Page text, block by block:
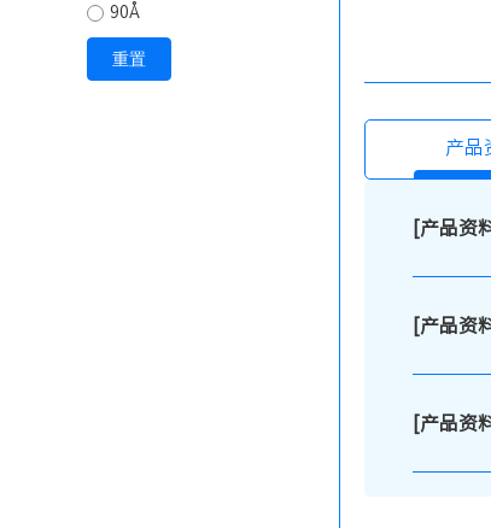
90Å
重置
产品
[产品资
[产品资
[产品资